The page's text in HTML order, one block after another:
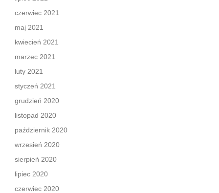
czerwiec 2021
maj 2021
kwiecień 2021
marzec 2021
luty 2021
styczeń 2021
grudzień 2020
listopad 2020
październik 2020
wrzesień 2020
sierpień 2020
lipiec 2020
czerwiec 2020